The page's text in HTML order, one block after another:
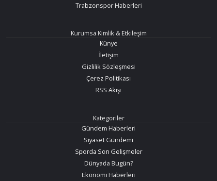
Trabzonspor Haberleri
Kurumsa Kimlik & Etkileşim
Künye
İletişim
Gizlilik Sözleşmesi
Çerez Politikası
RSS Akışı
Kategoriler
Gündem Haberleri
Siyaset Gündemi
Sporda Son Gelişmeler
Dünyada Bugün?
Ekonomi Haberleri